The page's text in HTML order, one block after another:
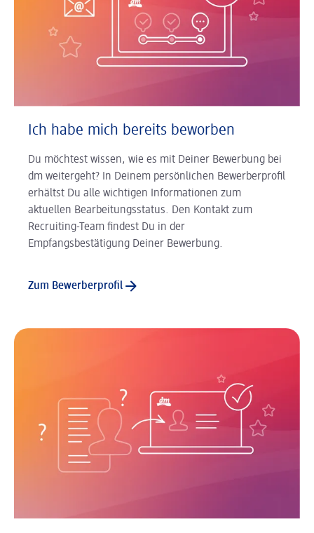
Ich habe mich bereits beworben
Du möchtest wissen, wie es mit Deiner Bewerbung bei
dm weitergeht? In Deinem persönlichen Bewerberprofil
erhältst Du alle wichtigen Informationen zum
aktuellen Bearbeitungsstatus. Den Kontakt zum
Recruiting-Team findest Du in der
Empfangsbestätigung Deiner Bewerbung.
Zum Bewerberprofil